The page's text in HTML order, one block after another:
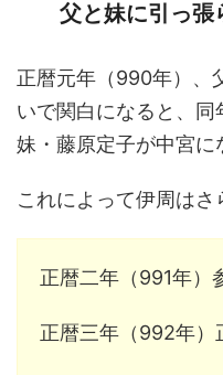
父と妹に引っ張
正暦元年（990年）、
いで関白になると、
妹・藤原定子が中宮に
これによって伊周はさ
正暦二年（991年）
正暦三年（992年）